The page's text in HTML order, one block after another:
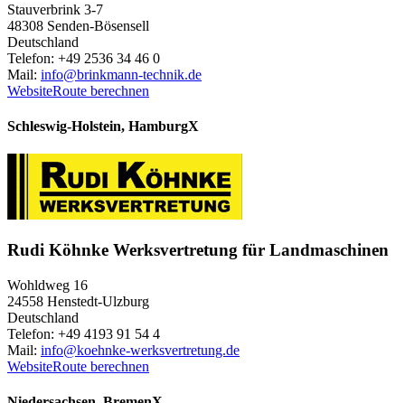
Stauverbrink 3-7
48308 Senden-Bösensell
Deutschland
Telefon: +49 2536 34 46 0
Mail: info@brinkmann-technik.de
WebsiteRoute berechnen
Schleswig-Holstein, HamburgX
Rudi Köhnke Werksvertretung für Landmaschinen
Wohldweg 16
24558 Henstedt-Ulzburg
Deutschland
Telefon: +49 4193 91 54 4
Mail: info@koehnke-werksvertretung.de
WebsiteRoute berechnen